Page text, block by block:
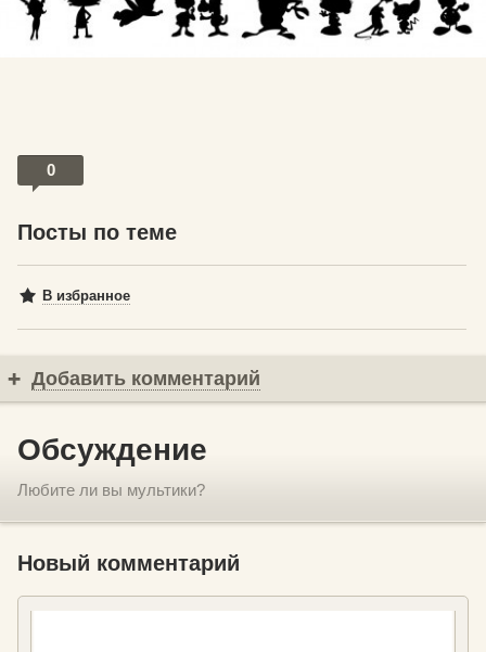
0
Посты по теме
В избранное
Добавить комментарий
Обсуждение
Любите ли вы мультики?
Новый комментарий